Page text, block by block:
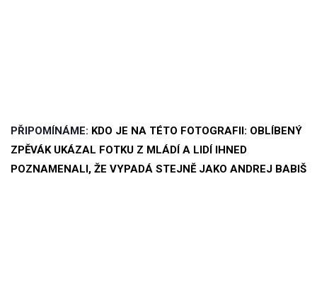
PŘIPOMÍNÁME: KDO JE NA TÉTO FOTOGRAFII: OBLÍBENÝ
ZPĚVÁK UKÁZAL FOTKU Z MLÁDÍ A LIDÍ IHNED
POZNAMENALI, ŽE VYPADÁ STEJNĚ JAKO ANDREJ BABIŠ